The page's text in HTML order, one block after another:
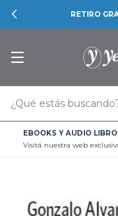
RETIRO
EBOOKS Y AUDIO
Visitá nuestra web